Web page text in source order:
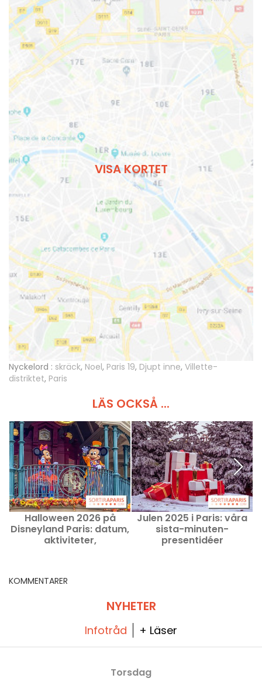
VISA KORTET
Nyckelord : skräck, Noel, Paris 19, Djupt inne, Villette-
distriktet, Paris
LÄS OCKSÅ ...
Halloween 2026 på
Disneyland Paris: datum,
aktiviteter,
Julen 2025 i Paris: våra
sista-minuten-
presentidéer
KOMMENTARER
NYHETER
Infotråd + Läser
Torsdag